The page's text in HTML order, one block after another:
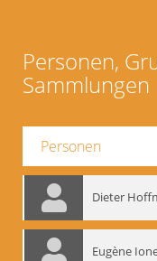
Personen,
Sammlungen
Personen
Dieter
Eugène